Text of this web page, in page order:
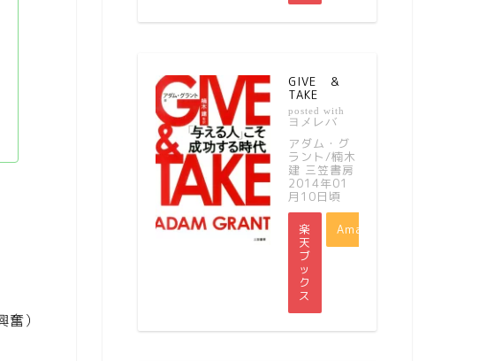
）
GIVE ＆
TAKE
posted with
ヨメレバ
アダム・グ
ラント/楠木
建 三笠書房
2014年01
月10日頃
楽
天
ブ
ッ
ク
ス
Amazon